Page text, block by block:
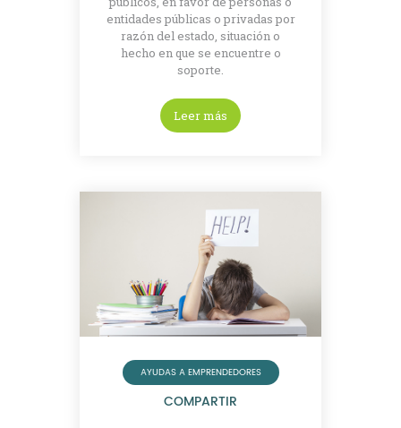
entidades públicas o privadas por
razón del estado, situación o
hecho en que se encuentre o
soporte.
Leer más
AYUDAS A EMPRENDEDORES
COMPARTIR